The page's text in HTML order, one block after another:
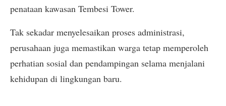
penataan kawasan Tembesi Tower.
Tak sekadar menyelesaikan proses administrasi,
perusahaan juga memastikan warga tetap memperoleh
perhatian sosial dan pendampingan selama menjalani
kehidupan di lingkungan baru.